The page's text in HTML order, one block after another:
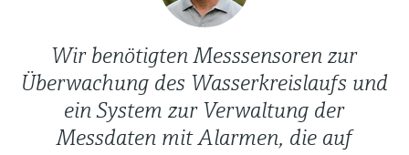
Wir benötigten Messsensoren zur
Überwachung des Wasserkreislaufs und
ein System zur Verwaltung der
Messdaten mit Alarmen, die auf